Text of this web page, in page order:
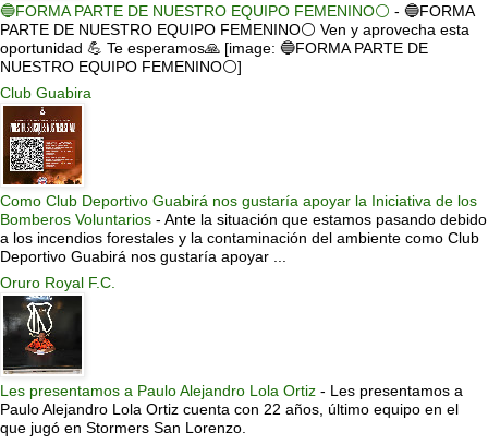
🔵FORMA PARTE DE NUESTRO EQUIPO FEMENINO⚪ - 🔵FORMA
PARTE DE NUESTRO EQUIPO FEMENINO⚪ Ven y aprovecha esta
oportunidad 💪 Te esperamos🙏 [image: 🔵FORMA PARTE DE
NUESTRO EQUIPO FEMENINO⚪]
Club Guabira
Como Club Deportivo Guabirá nos gustaría apoyar la Iniciativa de los
Bomberos Voluntarios - Ante la situación que estamos pasando debido
a los incendios forestales y la contaminación del ambiente como Club
Deportivo Guabirá nos gustaría apoyar ...
Oruro Royal F.C.
Les presentamos a Paulo Alejandro Lola Ortiz - Les presentamos a
Paulo Alejandro Lola Ortiz cuenta con 22 años, último equipo en el
que jugó en Stormers San Lorenzo.